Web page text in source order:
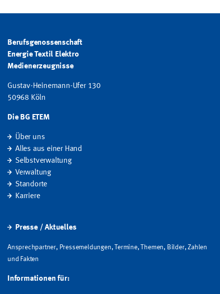
Berufsgenossenschaft
Energie Textil Elektro
Medienerzeugnisse
Gustav-Heinemann-Ufer 130
50968 Köln
Die BG ETEM
Über uns
Alles aus einer Hand
Selbstverwaltung
Verwaltung
Standorte
Karriere
Presse / Aktuelles
Ansprechpartner, Pressemeldungen, Termine, Themen, Bilder, Zahlen
und Fakten
Informationen für: